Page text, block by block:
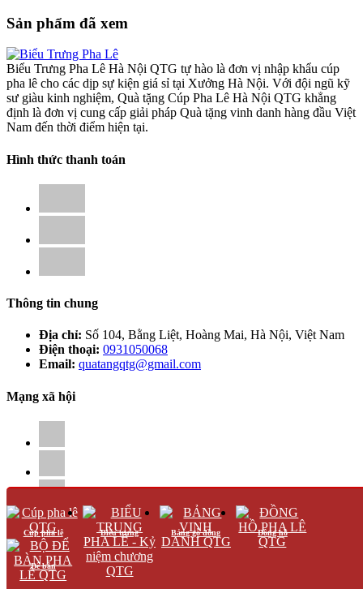
Sản phẩm đã xem
Cúp pha lê Biểu trưng Bảng gỗ đồng Đồng hồ
Để bàn
Biểu Trưng Pha Lê Hà Nội QTG tự hào là đơn vị nhập khẩu cúp
pha lê cho các dịp sự kiện giá sỉ tại Xưởng Hà Nội. Với đội ngũ kỹ
sư giàu kinh nghiệm, Quà tặng Cúp Pha Lê Hà Nội QTG khẳng
định là đơn vị cung cấp giải pháp Quà tặng vinh danh hàng đầu Việt
Nam đến thời điểm hiện tại.
Hình thức thanh toán
Thông tin chung
Địa chỉ: Số 104, Bằng Liệt, Hoàng Mai, Hà Nội, Việt Nam
Điện thoại: 0931050068
Email: quatangqtg@gmail.com
Mạng xã hội
Chính sách